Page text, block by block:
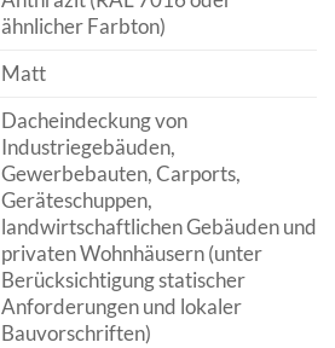
ähnlicher Farbton)
Matt
Dacheindeckung von
Industriegebäuden,
Gewerbebauten, Carports,
Geräteschuppen,
landwirtschaftlichen Gebäuden und
privaten Wohnhäusern (unter
Berücksichtigung statischer
Anforderungen und lokaler
Bauvorschriften)